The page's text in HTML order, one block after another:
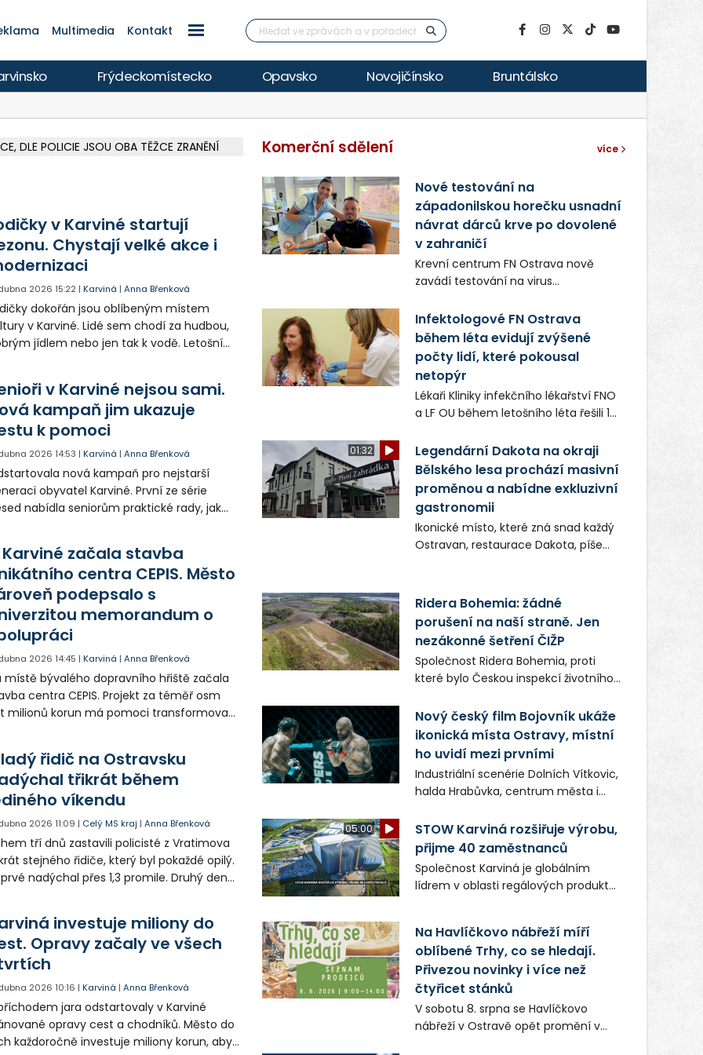
Multimedia Kontakt
Frýdeckomístecko Opavsko Novojičínsko Bruntálsko
DLE POLICIE JSOU OBA TĚŽCE ZRANĚNÍ
v Karviné startují
Chystají velké akce i
2026 15:22 |Karviná |Anna Břenková
dokořán jsou oblíbeným místem
v Karviné. Lidé sem chodí za hudbou,
jídlem nebo jen tak k vodě. Letošní
na důležité změny.
v Karviné nejsou sami.
kampaň jim ukazuje
k pomoci
2026 14:53 |Karviná |Anna Břenková
nová kampaň pro nejstarší
obyvatel Karviné. První ze série
nabídla seniorům praktické rady, jak
Karviné začala stavba
centra CEPIS. Město
podepsalo s
memorandum o
2026 14:45 |Karviná |Anna Břenková
místě bývalého dopravního hřiště začala
centra CEPIS. Projekt za téměř osm
milionů korun má pomoci transformovat
řidič na Ostravsku
třikrát během
víkendu
2026 11:09 | Celý MS kraj |Anna Břenková
tří dnů zastavili policisté z Vratimova
stejného řidiče, který byl pokaždé opilý.
nadýchal přes 1,3 promile. Druhý den
vyjížďku kvůli cigaretám. Teď ho
soud a hrozí mu vězení.
investuje miliony do
Opravy začaly ve všech
2026 10:16 |Karviná |Anna Břenková
jara odstartovaly v Karviné
opravy cest a chodníků. Město do
každoročně investuje miliony korun, aby
Komerční sdělení více
Nové testování na
západonilskou horečku usnadní
návrat dárců krve po dovolené
v zahraničí
Krevní centrum FN Ostrava nově
zavádí testování na virus
virus). Turisté, kteří se vrací z
vybraných evropských destinací,
mohou díky tomu darovat krev dříve.
Dárci doposud po návratu do Česka
museli čekat 28 dní, než uplynula
doba povinného odkladu.
Infektologové FN Ostrava
během léta evidují zvýšené
počty lidí, které pokousal
netopýr
Lékaři Kliniky infekčního lékařství FNO
a LF OU během letošního léta řešili 15
Vzhledem k tomu, že může přenášet
smrtelně nebezpečnou vzteklinu, byli
všichni pacienti preventivně
naočkováni. Nikdo z nich
neonemocněl.
01:32
Legendární Dakota na okraji
Bělského lesa prochází masivní
proměnou a nabídne exkluzivní
gastronomii
Ikonické místo, které zná snad každý
Ostravan, restaurace Dakota, píše
s.r.o. investuje do projektu přes 50
milionů korun. Cílem je přinést
Ostravě dva špičkové gastronomické
koncepty, které v regionu dosud
chyběly, luxusní středomořskou
kuchyni a autentickou asijskou
Ridera Bohemia: žádné
porušení na naší straně. Jen
nezákonné šetření ČIŽP
Společnost Ridera Bohemia, proti
které bylo Českou inspekcí životního
vykonstruované řízení, při realizaci
OVS na heřmanické haldě
postupovala v souladu se zákonem a
zadáním státního podniku DIAMO a v
této souvislosti nelze hovořit o
žádném odpadu. Ridera od počátku
a domáhala se práva na spravedlivý
správní proces.
Nový český film Bojovník ukáže
ikonická místa Ostravy, místní
ho uvidí mezi prvními
Industriální scenérie Dolních Vítkovic,
halda Hrabůvka, centrum města i
v novém filmu Bojovník, který vstoupí
do kin už 13. srpna. Režiséři Vojtěch
Frič a Tomáš Dianiška si
moravskoslezskou metropoli
nevybrali náhodou – její syrová
součástí příběhu bývalého
boxerského šampiona Hoffa (Milan
Ondrík), jenž se po letech vrací do
světa vrcholových zápasů, tentokrát
v MMA.
05:00
STOW Karviná rozšiřuje výrobu,
přijme 40 zaměstnanců
Společnost Karviná je globálním
lídrem v oblasti regálových produktů
firmou s obrovským potenciálem.
Na Havlíčkovo nábřeží míří
oblíbené Trhy, co se hledají.
Přivezou novinky i více než
čtyřicet stánků
V sobotu 8. srpna se Havlíčkovo
nábřeží v Ostravě opět promění v